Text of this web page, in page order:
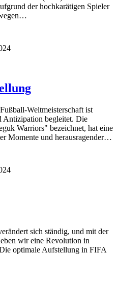
der hochkarätigen Spieler
…
Weltmeisterschaft ist
Antizipation begleitet. Die
Warriors" bezeichnet, hat eine
Momente und herausragender…
sich ständig, und mit der
wir eine Revolution in
optimale Aufstellung in FIFA